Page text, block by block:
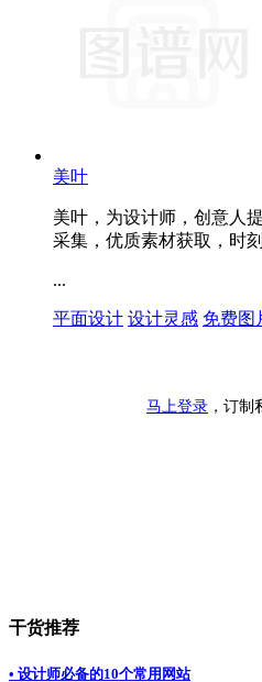
美叶
美叶，为设计师，创意人
采集，优质素材获取，时
...
平面设计 设计灵感 免费图
马上登录 ，订制
干货推荐
• 设计师必备的10个常用网站